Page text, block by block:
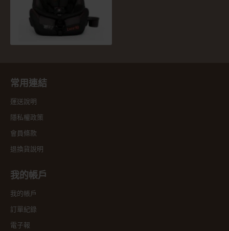
常用連結
運送說明
隱私權政策
會員條款
退換貨說明
我的帳戶
我的帳戶
訂單紀錄
電子報